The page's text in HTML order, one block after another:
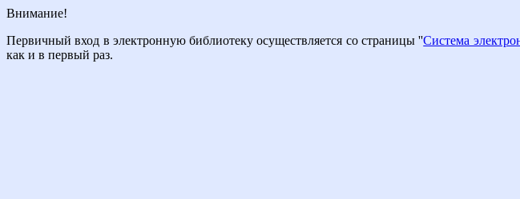
Внимание!
Первичный вход в электронную библиотеку осуществляется со страницы ''Система
как и в первый раз.